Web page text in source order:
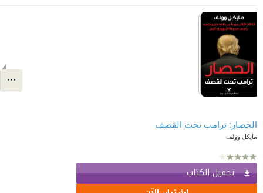
الحصار: ترامب تحت القصف
مايكل وولف
تحميل الكتاب